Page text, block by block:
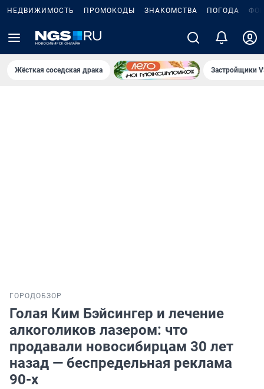
НЕДВИЖИМОСТЬ ПРОМОКОДЫ ЗНАКОМСТВА ПОГОДА
Жёсткая соседская драка Застройщики
ГОРОДОБЗОР
Голая Ким Бэйсингер и лечение
алкоголиков лазером: что
продавали новосибирцам 30 лет
назад — беспредельная реклама
90-х